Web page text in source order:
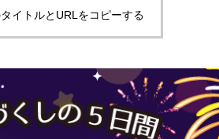
イトルとURLをコピーする